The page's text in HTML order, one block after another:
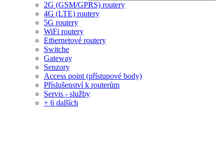
2G (GSM/GPRS) routery
4G (LTE) routery
5G routery
WiFi routery
Ethernetové routery
Switche
Gateway
Senzory
Access point (přístupové body)
Příslušenství k routerům
Servis - služby
+ 6 dalších